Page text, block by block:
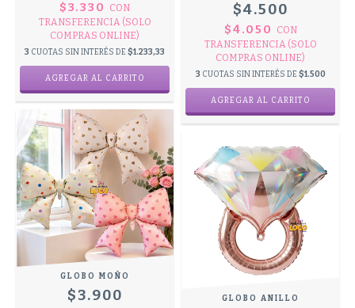
$3.330
CON
TRANSFERENCIA (SOLO
COMPRAS ONLINE)
3 CUOTAS SIN INTERÉS DE $1.233,33
$4.500
$4.050
CON
TRANSFERENCIA (SOLO
COMPRAS ONLINE)
3 CUOTAS SIN INTERÉS DE $1.500
GLOBO MOÑO
$3.900 GLOBO ANILLO